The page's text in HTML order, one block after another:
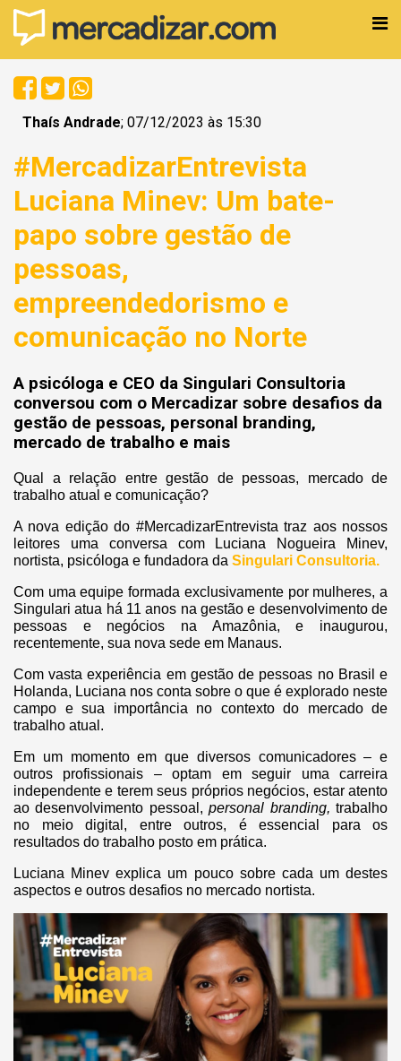
Thaís Andrade; 07/12/2023 às 15:30
#MercadizarEntrevista
Luciana Minev: Um bate-
papo sobre gestão de
pessoas,
empreendedorismo e
comunicação no Norte
A psicóloga e CEO da Singulari Consultoria
conversou com o Mercadizar sobre desafios da
gestão de pessoas, personal branding,
mercado de trabalho e mais
Qual a relação entre gestão de pessoas, mercado de
trabalho atual e comunicação?
A nova edição do #MercadizarEntrevista traz aos nossos
leitores uma conversa com Luciana Nogueira Minev,
nortista, psicóloga e fundadora da Singulari Consultoria.
Com uma equipe formada exclusivamente por mulheres, a
Singulari atua há 11 anos na gestão e desenvolvimento de
pessoas e negócios na Amazônia, e inaugurou,
recentemente, sua nova sede em Manaus.
Com vasta experiência em gestão de pessoas no Brasil e
Holanda, Luciana nos conta sobre o que é explorado neste
campo e sua importância no contexto do mercado de
trabalho atual.
Em um momento em que diversos comunicadores – e
outros profissionais – optam em seguir uma carreira
independente e terem seus próprios negócios, estar atento
ao desenvolvimento pessoal,personal branding, trabalho
no meio digital, entre outros, é essencial para os
resultados do trabalho posto em prática.
Luciana Minev explica um pouco sobre cada um destes
aspectos e outros desafios no mercado nortista.